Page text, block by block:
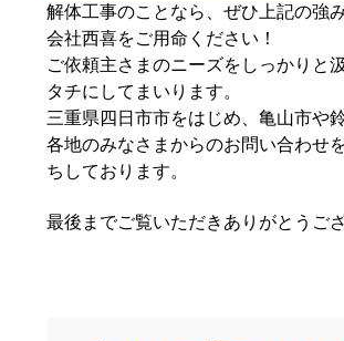
解体工事のことなら、ぜひ上記の強
会社西喜をご用命ください！
ご依頼主さまのニーズをしっかりと
タチにしてまいります。
三重県四日市市をはじめ、亀山市や
各地のみなさまからのお問い合わせ
ちしております。
最後までご覧いただきありがとうご